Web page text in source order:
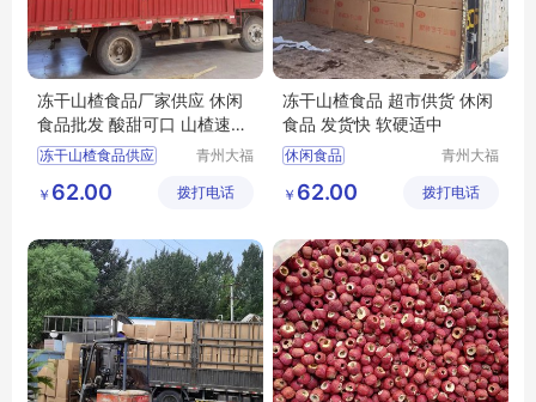
冻干山楂食品厂家供应 休闲
食品批发 酸甜可口 山楂速食
小零食
冻干山楂食品供应
休闲食品批发
冻干山楂食品生产
青州大福
展有限公
￥ 62.00 拨打电话
冻干山楂食品 超市供货 休闲
食品 发货快 软硬适中
休闲食品
冻干山楂制品出售
冻干山楂厂家
青州大福
展有限公
￥ 62.00 拨打电话